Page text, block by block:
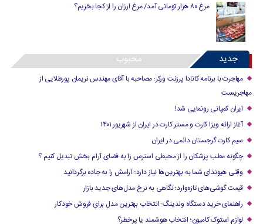
مرغ ۸۰ هزار تومانی آمد/ مرغ ارزان را از کجا بخریم؟
جدید محبوب
مهاجرت با برنامه کانادا پرزنت ورکر: مصاحبه با آقای مهندس نریمان پورطلایی از
مهاجریست
ایران کمپانی رونمایی شد!
آغاز ارائه ویزا کارت و مستر کارت در ایران از شهریور ۱۴۰۱
سیم کارت گرجستان دائمی در ایران
چگونه مطب پزشکان را از محیطی استرس زا به فضای آرام بخش تبدیل کنیم ؟
وقتی هیوندای شما به بهترین‌ها نیاز دارد؛ آرامش را به جاده برگردانید
قیمت گوشی‌های تازه‌وارد؛ نگاهی به نرخ مدل‌های جدید بازار
راهنمای خرید دستگاه وندینگ: انتخاب بهترین مدل برای فروش خودکار
لوازم استوک کامیون؛ انتخاب هوشمند یا پرخطر؟